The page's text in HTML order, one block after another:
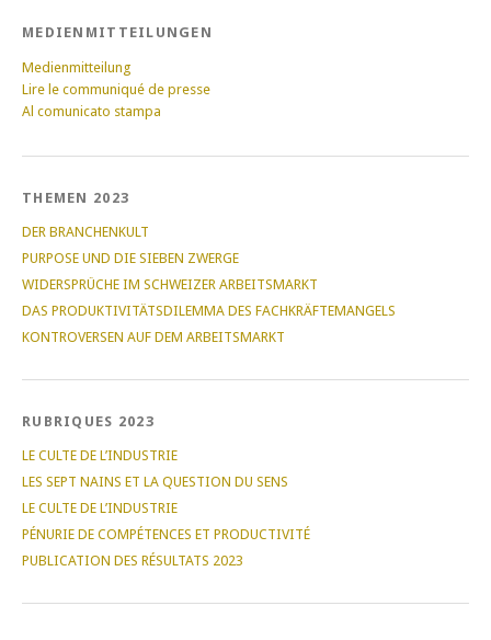
MEDIENMITTEILUNGEN
Medienmitteilung
Lire le communiqué de presse
Al comunicato stampa
THEMEN 2023
DER BRANCHENKULT
PURPOSE UND DIE SIEBEN ZWERGE
WIDERSPRÜCHE IM SCHWEIZER ARBEITSMARKT
DAS PRODUKTIVITÄTSDILEMMA DES FACHKRÄFTEMANGELS
KONTROVERSEN AUF DEM ARBEITSMARKT
RUBRIQUES 2023
LE CULTE DE L’INDUSTRIE
LES SEPT NAINS ET LA QUESTION DU SENS
LE CULTE DE L’INDUSTRIE
PÉNURIE DE COMPÉTENCES ET PRODUCTIVITÉ
PUBLICATION DES RÉSULTATS 2023